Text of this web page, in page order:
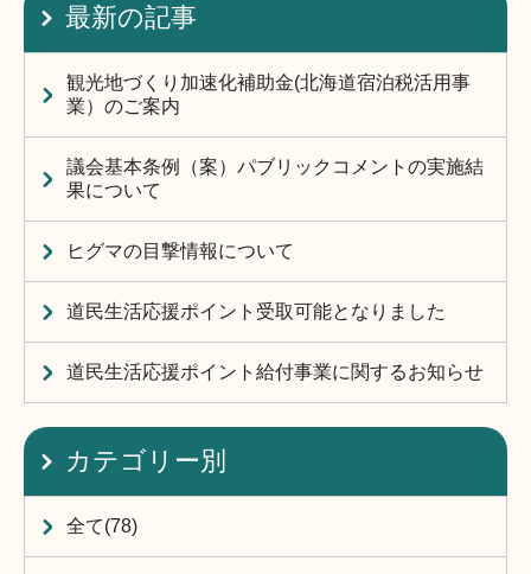
最新の記事
観光地づくり加速化補助金(北海道宿泊税活用事
業）のご案内
議会基本条例（案）パブリックコメントの実施結
果について
ヒグマの目撃情報について
道民生活応援ポイント受取可能となりました
道民生活応援ポイント給付事業に関するお知らせ
カテゴリー別
全て(78)